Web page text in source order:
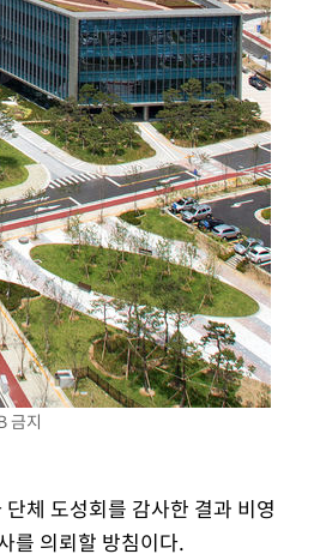
금지
체 도성회를 감사한 결과 비영
를 의뢰할 방침이다.